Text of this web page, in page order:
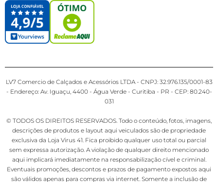
LV7 Comercio de Calçados e Acessórios LTDA - CNPJ: 32.976.135/0001-83
- Endereço: Av. Iguaçu, 4400 - Água Verde - Curitiba - PR - CEP: 80.240-
031
© TODOS OS DIREITOS RESERVADOS. Todo o conteúdo, fotos, imagens,
descrições de produtos e layout aqui veiculados são de propriedade
exclusiva da Loja Virus 41. Fica proibido qualquer uso total ou parcial
sem expressa autorização. A violação de qualquer direito mencionado
aqui implicará imediatamente na responsabilização cível e criminal.
Eventuais promoções, descontos e prazos de pagamento expostos aqui
são válidos apenas para compras via internet. Somente a inclusão de